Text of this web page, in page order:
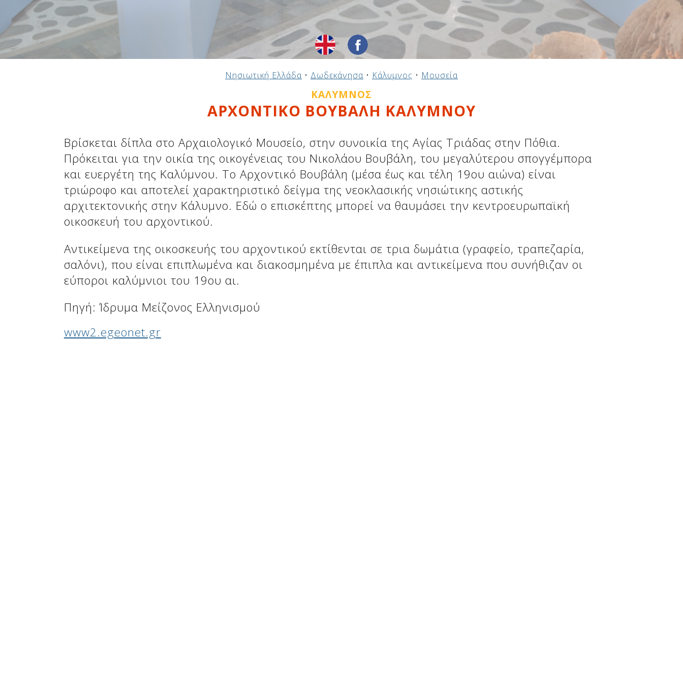
Δείτε μας:
Δείτε μας:
Δείτε μας:
Δείτε μας:
Δείτε μας:
Νησιωτική Ελλάδα• Δωδεκάνησα• Κάλυμνος • Μουσεία
ΚΆΛΥΜΝΟΣ
ΑΡΧΟΝΤΙΚΟ ΒΟΥΒΑΛΗ ΚΑΛΥΜΝΟY
Βρίσκεται δίπλα στο Αρχαιολογικό Μουσείο, στην συνοικία της Αγίας Τριάδας στην Πόθια.
Πρόκειται για την οικία της οικογένειας του Νικολάου Βουβάλη, του μεγαλύτερου σπογγέμπορα
και ευεργέτη της Καλύμνου. Το Αρχοντικό Βουβάλη (μέσα έως και τέλη 19ου αιώνα) είναι
τριώροφο και αποτελεί χαρακτηριστικό δείγμα της νεοκλασικής νησιώτικης αστικής
αρχιτεκτονικής στην Κάλυμνο. Εδώ ο επισκέπτης μπορεί να θαυμάσει την κεντροευρωπαϊκή
οικοσκευή του αρχοντικού.
Αντικείμενα της οικοσκευής του αρχοντικού εκτίθενται σε τρια δωμάτια (γραφείο, τραπεζαρία,
σαλόνι), που είναι επιπλωμένα και διακοσμημένα με έπιπλα και αντικείμενα που συνήθιζαν οι
εύποροι καλύμνιοι του 19ου αι.
Πηγή: Ίδρυμα Μείζονος Ελληνισμού
www2.egeonet.gr